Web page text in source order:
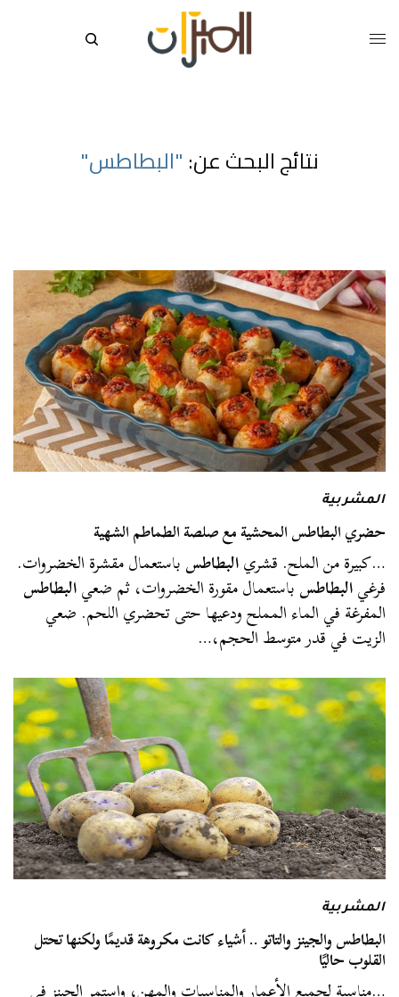
نتائج البحث عن: "البطاطس"
المشربية
حضري البطاطس المحشية مع صلصة الطماطم الشهية
…كبيرة من الملح. قشريالبطاطسباستعمال مقشرة الخضروات.
فرغيالبطاطسباستعمال مقورة الخضروات، ثم ضعيالبطاطس
المفرغة في الماء المملح ودعيها حتى تحضري اللحم. ضعي
الزيت في قدر متوسط الحجم،…
المشربية
البطاطس والجينز والتاتو .. أشياء كانت مكروهة قديمًا ولكنها تحتل
القلوب حاليًا